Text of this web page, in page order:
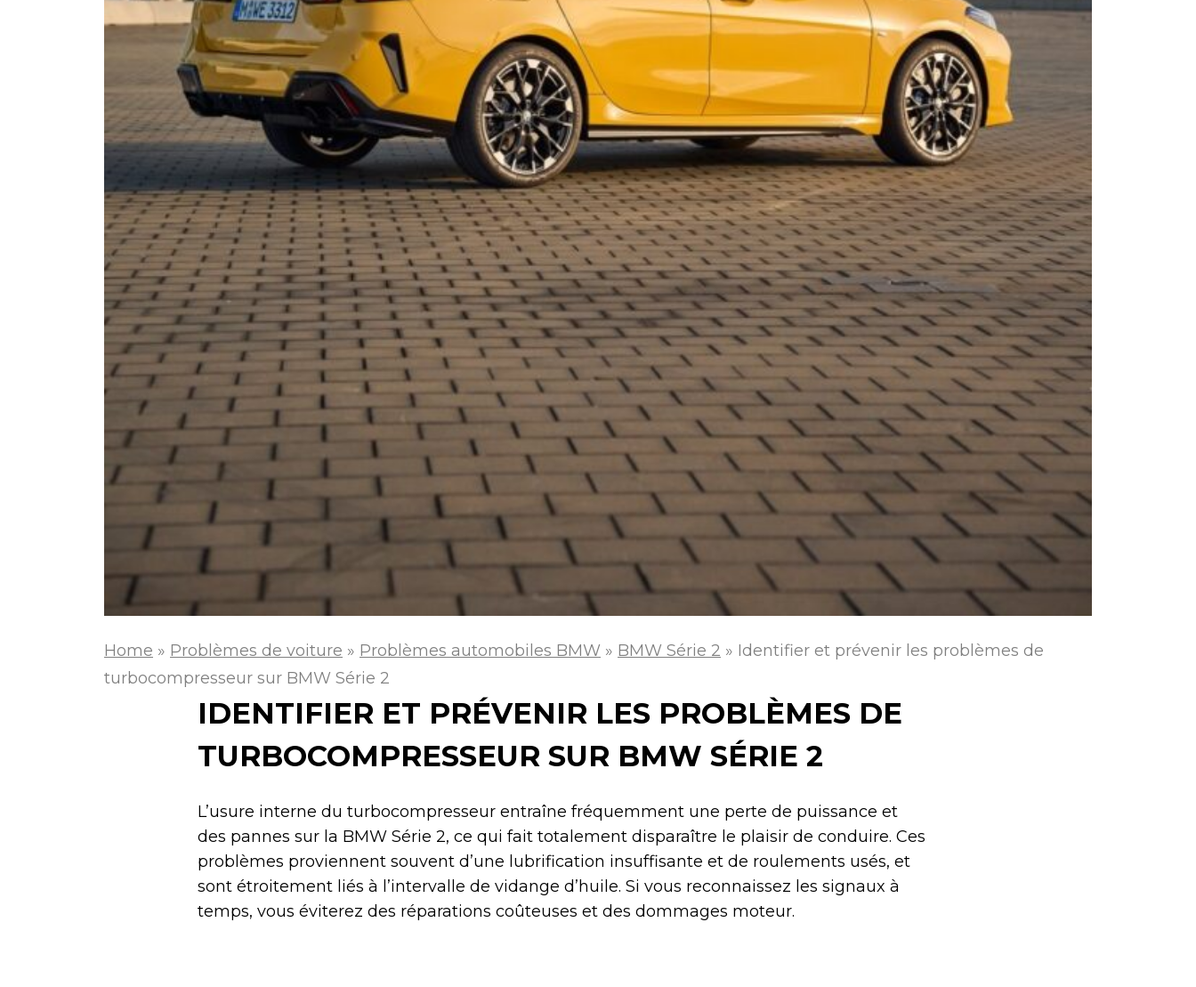
Home » Problèmes de voiture » Problèmes automobiles BMW » BMW Série 2 » Identifier et prévenir les problèmes de
turbocompresseur sur BMW Série 2
IDENTIFIER ET PRÉVENIR LES PROBLÈMES DE
TURBOCOMPRESSEUR SUR BMW SÉRIE 2
L’usure interne du turbocompresseur entraîne fréquemment une perte de puissance et
des pannes sur la BMW Série 2, ce qui fait totalement disparaître le plaisir de conduire. Ces
problèmes proviennent souvent d’une lubrification insuffisante et de roulements usés, et
sont étroitement liés à l’intervalle de vidange d’huile. Si vous reconnaissez les signaux à
temps, vous éviterez des réparations coûteuses et des dommages moteur.